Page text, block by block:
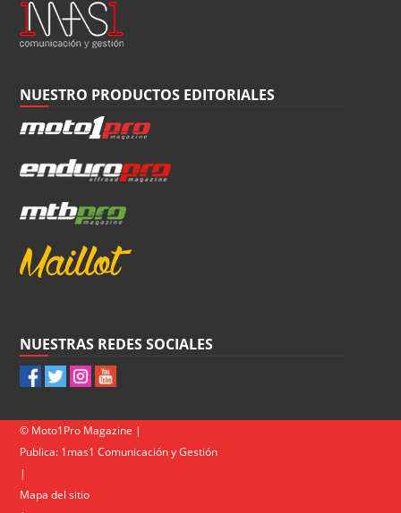
NUESTRO PRODUCTOS EDITORIALES
NUESTRAS REDES SOCIALES
© Moto1Pro Magazine |
Publica: 1mas1 Comunicación y Gestión
|
Mapa del sitio